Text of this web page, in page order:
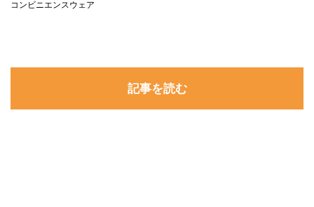
コンビニエンスウェア
記事を読む